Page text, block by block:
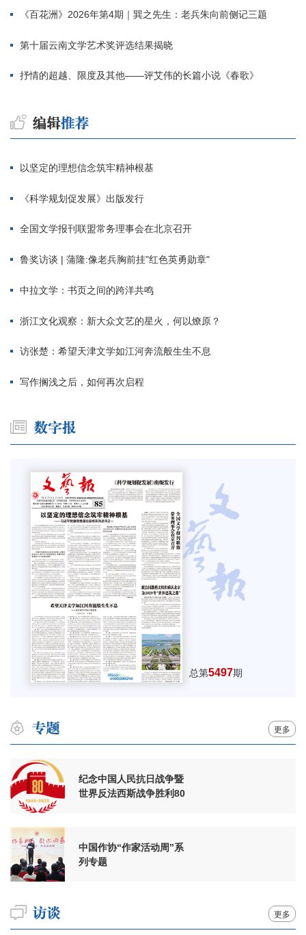
《百花洲》2026年第4期｜巽之先生：老兵朱向前侧记三题
第十届云南文学艺术奖评选结果揭晓
抒情的超越、限度及其他——评艾伟的长篇小说《春歌》
以坚定的理想信念筑牢精神根基
《科学规划促发展》出版发行
全国文学报刊联盟常务理事会在北京召开
鲁奖访谈 | 蒲隆:像老兵胸前挂"红色英勇勋章"
中拉文学：书页之间的跨洋共鸣
浙江文化观察：新大众文艺的星火，何以燎原？
访张楚：希望天津文学如江河奔流般生生不息
写作搁浅之后，如何再次启程
总第5497期
更多
纪念中国人民抗日战争暨
世界反法西斯战争胜利80
中国作协“作家活动周”系
列专题
更多